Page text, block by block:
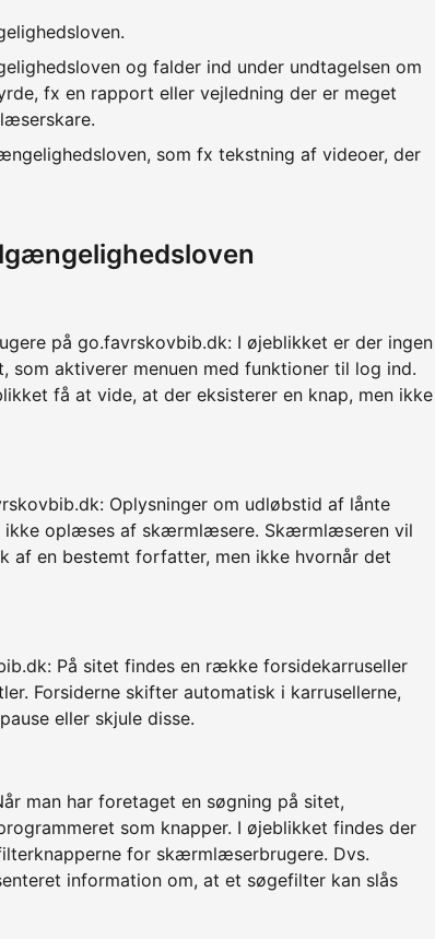
og falder ind under undtagelsen om
fx en rapport eller vejledning der er meget
som fx tekstning af videoer, der
på go.favrskovbib.dk: I øjeblikket er der ingen
som aktiverer menuen med funktioner til log ind.
få at vide, at der eksisterer en knap, men ikke
Oplysninger om udløbstid af lånte
ikke oplæses af skærmlæsere. Skærmlæseren vil
en bestemt forfatter, men ikke hvornår det
På sitet findes en række forsidekarruseller
Forsiderne skifter automatisk i karrusellerne,
eller skjule disse.
man har foretaget en søgning på sitet,
som knapper. I øjeblikket findes der
for skærmlæserbrugere. Dvs.
information om, at et søgefilter kan slås